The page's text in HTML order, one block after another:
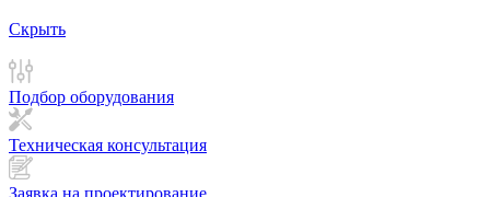
Скрыть
Подбор оборудования
Техническая консультация
Заявка на проектирование